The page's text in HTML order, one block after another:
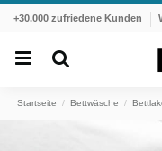
+30.000 zufriedene Kunden
Startseite Bettwäsche